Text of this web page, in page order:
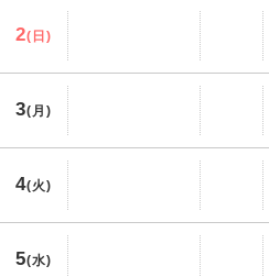
2(日)
3(月)
4(火)
5(水)